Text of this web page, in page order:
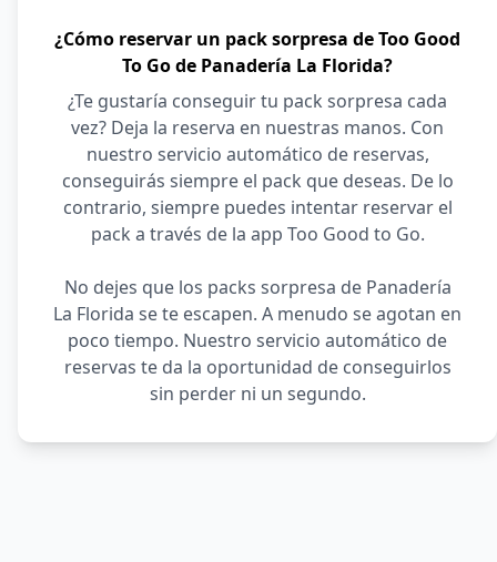
¿Cómo reservar un pack sorpresa de Too Good
To Go de Panadería La Florida?
¿Te gustaría conseguir tu pack sorpresa cada
vez? Deja la reserva en nuestras manos. Con
nuestro servicio automático de reservas,
conseguirás siempre el pack que deseas. De lo
contrario, siempre puedes intentar reservar el
pack a través de la app Too Good to Go.
No dejes que los packs sorpresa de Panadería
La Florida se te escapen. A menudo se agotan en
poco tiempo. Nuestro servicio automático de
reservas te da la oportunidad de conseguirlos
sin perder ni un segundo.